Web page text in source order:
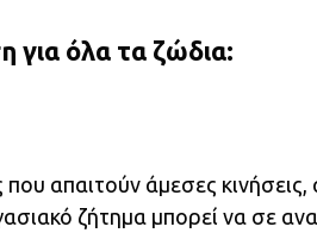
για όλα τα ζώδια:
απαιτούν άμεσες κινήσεις,
ζήτημα μπορεί να σε